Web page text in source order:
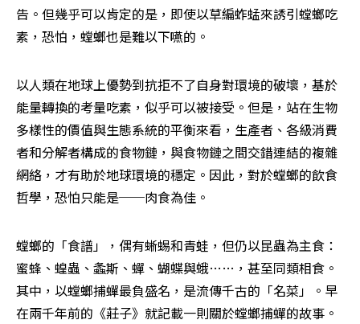
告。但幾乎可以肯定的是，即使以草編蚱蜢來誘引螳螂吃
素，恐怕，螳螂也是難以下嚥的。
以人類在地球上優勢到抗拒不了自身對環境的破壞，基於
能量轉換的考量吃素，似乎可以被接受。但是，站在生物
多樣性的價值與生態系統的平衡來看，生產者、各級消費
者和分解者構成的食物鏈，與食物鏈之間交錯連結的複雜
網絡，才有助於地球環境的穩定。因此，對於螳螂的飲食
哲學，恐怕只能是──肉食為佳。
螳螂的「食譜」，偶有蜥蜴和青蛙，但仍以昆蟲為主食：
蜜蜂、蝗蟲、螽斯、蟬、蝴蝶與蛾……，甚至同類相食。
其中，以螳螂捕蟬最負盛名，是流傳千古的「名菜」。早
在兩千年前的《莊子》就記載一則關於螳螂捕蟬的故事。